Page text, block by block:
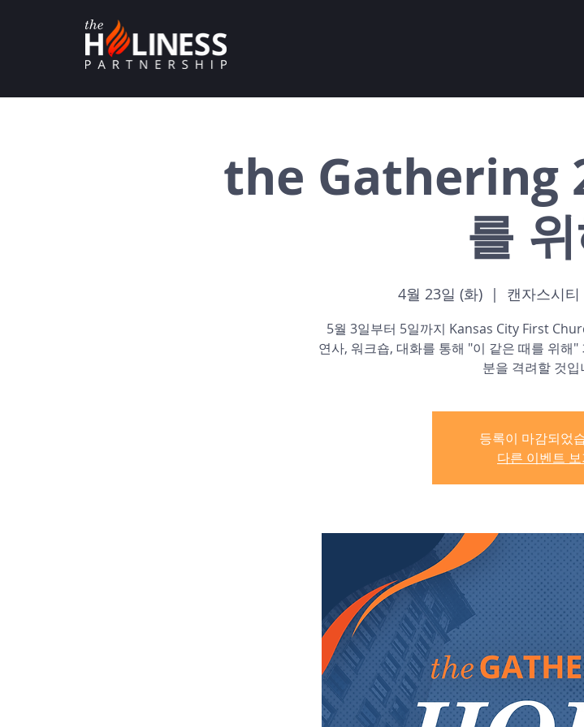
the Gathering
를
4월 23일 (화)
  |
캔자스시
5월 3일부터 5일까지 Kansas City First
연사, 워크숍, 대화를 통해 "이 같은 때를 위해
분을 격려할 것입
등록이 마감되었
다른 이벤트 보